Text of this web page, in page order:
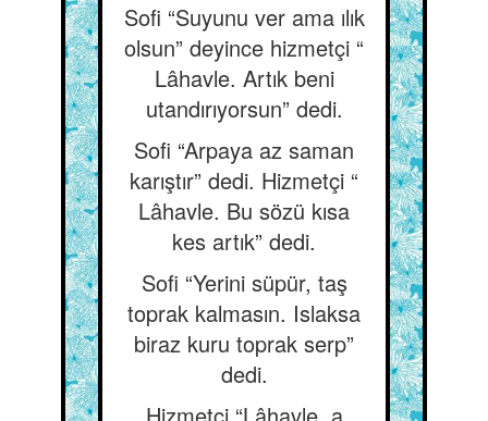
Sofi “Suyunu ver ama ılık
olsun” deyince hizmetçi “
Lâhavle. Artık beni
utandırıyorsun” dedi.
Sofi “Arpaya az saman
karıştır” dedi. Hizmetçi “
Lâhavle. Bu sözü kısa
kes artık” dedi.
Sofi “Yerini süpür, taş
toprak kalmasın. Islaksa
biraz kuru toprak serp”
dedi.